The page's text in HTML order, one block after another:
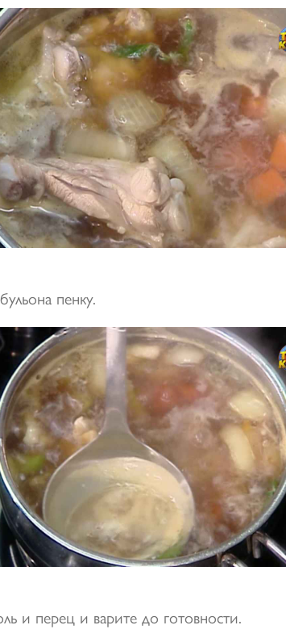
пенку.
и перец и варите до готовности.